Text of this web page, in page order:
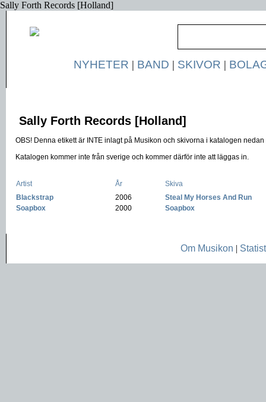
Sally Forth Records [Holland]
NYHETER | BAND | SKIVOR |
Sally Forth Records [Holland]
OBS! Denna etikett är INTE inlagt på Musikon och skivorna i katalogen
Katalogen kommer inte från sverige och kommer därför inte att läggas in.
Artist År
Skiva
Blackstrap
2006
Steal My Horses And Run
Soapbox
2000 Soapbox
Om Musikon |